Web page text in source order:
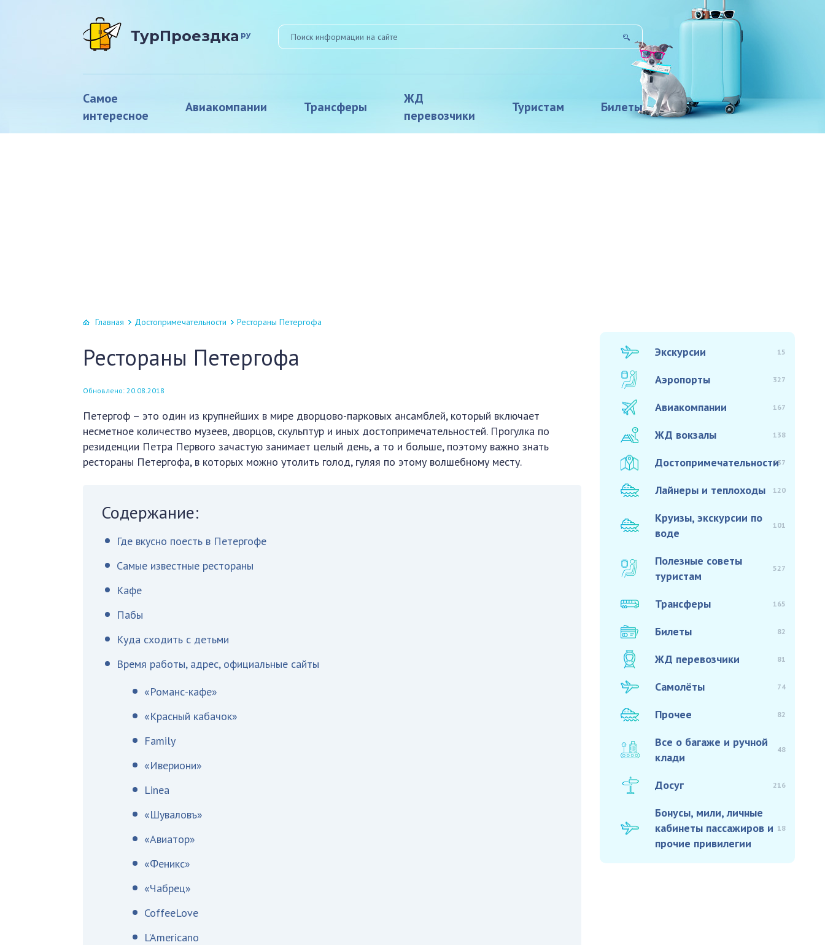
ТурПроездка ру
Самое
интересное
Авиакомпании Трансферы
ЖД
перевозчики
Туристам Билеты
Главная Достопримечательности Рестораны Петергофа
Рестораны Петергофа
Обновлено: 20.08.2018
Петергоф – это один из крупнейших в мире дворцово-парковых ансамблей, который включает
несметное количество музеев, дворцов, скульптур и иных достопримечательностей. Прогулка по
резиденции Петра Первого зачастую занимает целый день, а то и больше, поэтому важно знать
рестораны Петергофа, в которых можно утолить голод, гуляя по этому волшебному месту.
Содержание:
Где вкусно поесть в Петергофе
Самые известные рестораны
Кафе
Пабы
Куда сходить с детьми
Время работы, адрес, официальные сайты
«Романс-кафе»
«Красный кабачок»
Family
«Ивериони»
Linea
«Шуваловъ»
«Авиатор»
«Феникс»
«Чабрец»
CoffeeLove
L’Americano
Экскурсии 15
Аэропорты 327
Авиакомпании 167
ЖД вокзалы 138
Достопримечательности937
Лайнеры и теплоходы 120
Круизы, экскурсии по
воде
101
Полезные советы
туристам
527
Трансферы 165
Билеты 82
ЖД перевозчики 81
Самолёты 74
Прочее 82
Все о багаже и ручной
клади
48
Досуг 216
Бонусы, мили, личные
кабинеты пассажиров и
прочие привилегии
18